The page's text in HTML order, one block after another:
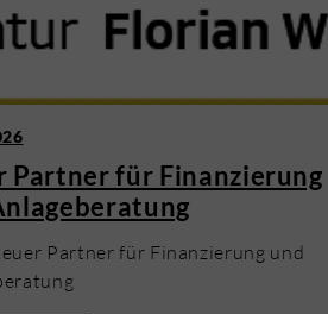
Partner für Finanzierung
Partner für Finanzierung und